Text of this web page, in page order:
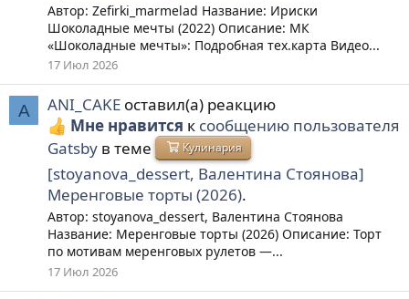
Автор: Zefirki_marmelad Название: Ириски
Шоколадные мечты (2022) Описание: МК
«Шоколадные мечты»: Подробная тех.карта Видео...
17 Июл 2026
A ANI_CAKE оставил(а) реакцию
Мне нравится к сообщению пользователя
Gatsby в теме Кулинария
[stoyanova_dessert, Валентина Стоянова]
Меренговые торты (2026).
Автор: stoyanova_dessert, Валентина Стоянова
Название: Меренговые торты (2026) Описание: Торт
по мотивам меренговых рулетов —...
17 Июл 2026